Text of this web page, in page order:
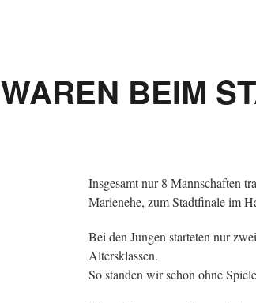
BEIM
Insgesamt nur 8 Mannschaften
Marienehe, zum Stadtfinale im
Bei den Jungen starteten nur
Altersklassen.
So standen wir schon ohne